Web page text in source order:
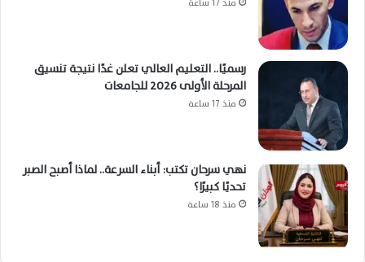
رسميًا.. التعليم العالي تعلن غدًا نتيجة تنسيق
المرحلة الأولى 2026 للجامعات
منذ 17 ساعة
نهي سرحان تكتب: أبناء السرعة.. لماذا أصبح الصبر
تحديًا كبيرًا؟
منذ 18 ساعة